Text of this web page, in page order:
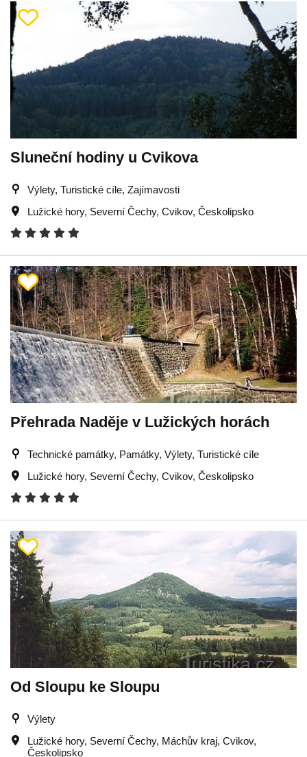
Sluneční hodiny u Cvikova
Výlety, Turistické cíle, Zajímavosti
Lužické hory, Severní Čechy, Cvikov, Českolipsko
Přehrada Naděje v Lužických horách
Technické památky, Památky, Výlety, Turistické cíle
Lužické hory, Severní Čechy, Cvikov, Českolipsko
Od Sloupu ke Sloupu
Výlety
Lužické hory, Severní Čechy, Máchův kraj, Cvikov,
Českolipsko